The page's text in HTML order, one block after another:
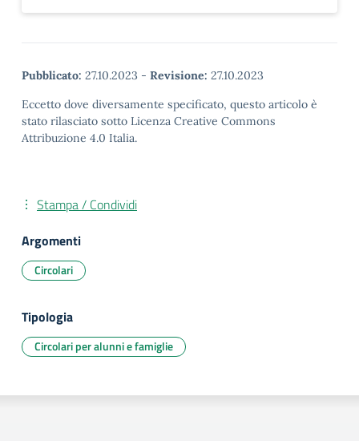
Pubblicato: 27.10.2023 - Revisione: 27.10.2023
Eccetto dove diversamente specificato, questo articolo è
stato rilasciato sotto Licenza Creative Commons
Attribuzione 4.0 Italia.
Stampa / Condividi
Argomenti
Circolari
Tipologia
Circolari per alunni e famiglie